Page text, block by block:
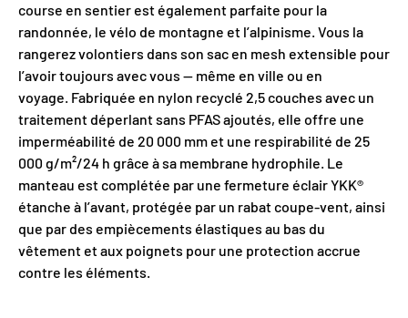
course en sentier est également parfaite pour la
randonnée, le vélo de montagne et l’alpinisme. Vous la
rangerez volontiers dans son sac en mesh extensible pour
l’avoir toujours avec vous — même en ville ou en
voyage. Fabriquée en nylon recyclé 2,5 couches avec un
traitement déperlant sans PFAS ajoutés, elle offre une
imperméabilité de 20 000 mm et une respirabilité de 25
000 g/m²/24 h grâce à sa membrane hydrophile. Le
manteau est complétée par une fermeture éclair YKK®
étanche à l’avant, protégée par un rabat coupe-vent, ainsi
que par des empiècements élastiques au bas du
vêtement et aux poignets pour une protection accrue
contre les éléments.
INSCRIVEZ-VOUS À NOTRE INFOLETTRE
Obtenir mon rabais